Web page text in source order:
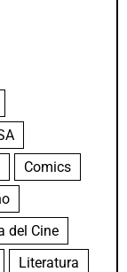
Comics
del Cine
Literatura